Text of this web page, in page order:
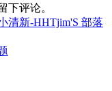
下评论。
清新-HHTjim'S 部落